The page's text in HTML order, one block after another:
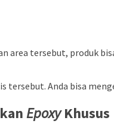
area tersebut, produk
tersebut. Anda bisa
EpoxyKhusus